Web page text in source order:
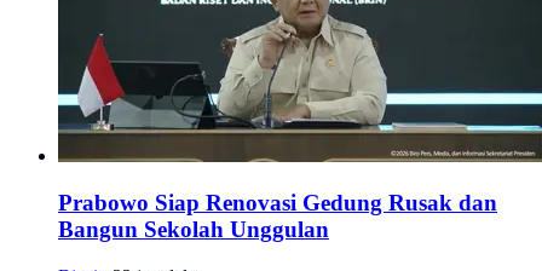
Prabowo Siap Renovasi Gedung Rusak dan
Bangun Sekolah Unggulan